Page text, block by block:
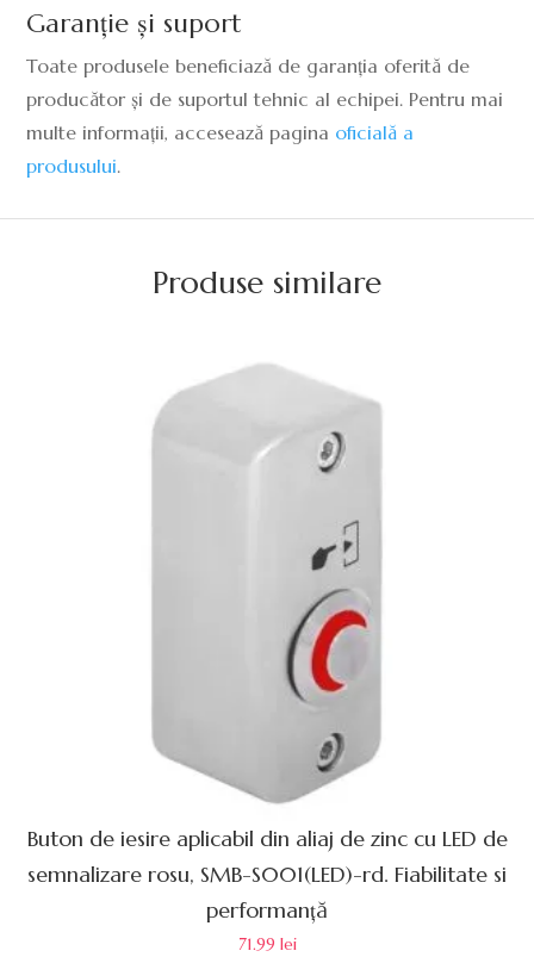
Garanție și suport
Toate produsele beneficiază de garanția oferită de
producător și de suportul tehnic al echipei. Pentru mai
multe informații, accesează pagina oficială a
produsului.
Produse similare
Buton de iesire aplicabil din aliaj de zinc cu LED de
semnalizare rosu, SMB-S001(LED)-rd. Fiabilitate si
performanță
71.99 lei